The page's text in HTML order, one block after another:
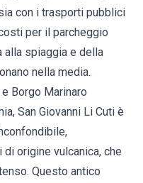
con i trasporti pubblici
per il parcheggio
alla spiaggia e della
nella media.
Borgo Marinaro
San Giovanni Li Cuti è
origine vulcanica, che
Questo antico